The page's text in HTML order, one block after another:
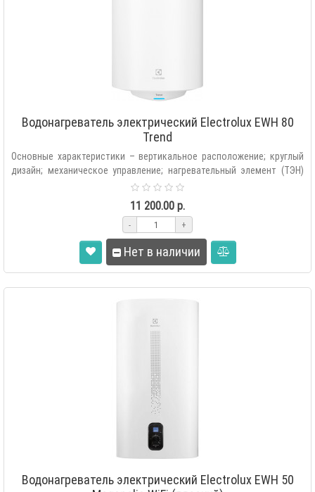
Водонагреватель электрический Electrolux EWH 80
Trend
Основные характеристики – вертикальное расположение; круглый
дизайн; механическое управление; нагревательный элемент (ТЭН)
11 200.00 р.
- +
Нет в наличии
Водонагреватель электрический Electrolux EWH 50